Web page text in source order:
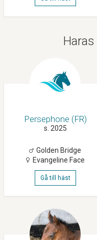
Persephone (FR)
s. 2025
Golden Bridge
Evangeline Face
Gå till häst